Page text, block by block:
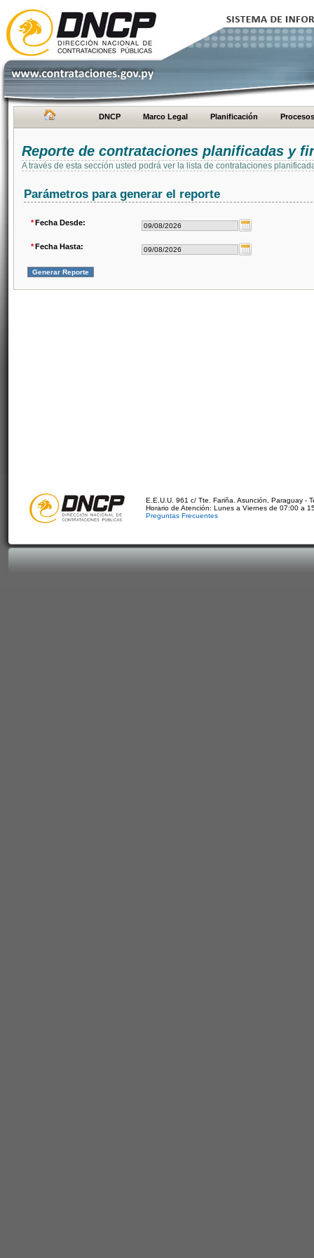
DNCP Marco Legal Planificación Procesos
Reporte de contrataciones planificadas y
A través de esta sección usted podrá ver la lista de contrataciones
Parámetros para generar el reporte
*Fecha Desde:
*Fecha Hasta:
E.E.U.U. 961 c/ Tte. Fariña. Asunción, Paraguay -
Horario de Atención: Lunes a Viernes de 07:00 a
Preguntas Frecuentes